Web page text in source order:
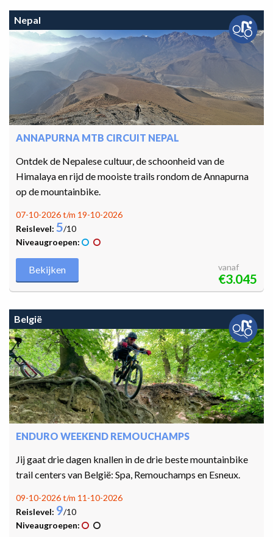
Nepal
ANNAPURNA MTB CIRCUIT NEPAL
Ontdek de Nepalese cultuur, de schoonheid van de
Himalaya en rijd de mooiste trails rondom de Annapurna
op de mountainbike.
07-10-2026 t/m 19-10-2026
Reislevel: 5/10
Niveaugroepen:
Bekijken vanaf
€3.045
België
ENDURO WEEKEND REMOUCHAMPS
Jij gaat drie dagen knallen in de drie beste mountainbike
trail centers van België: Spa, Remouchamps en Esneux.
09-10-2026 t/m 11-10-2026
Reislevel: 9/10
Niveaugroepen: